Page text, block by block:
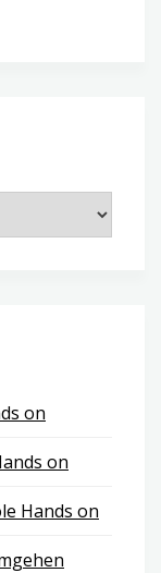
on
on
Hands on